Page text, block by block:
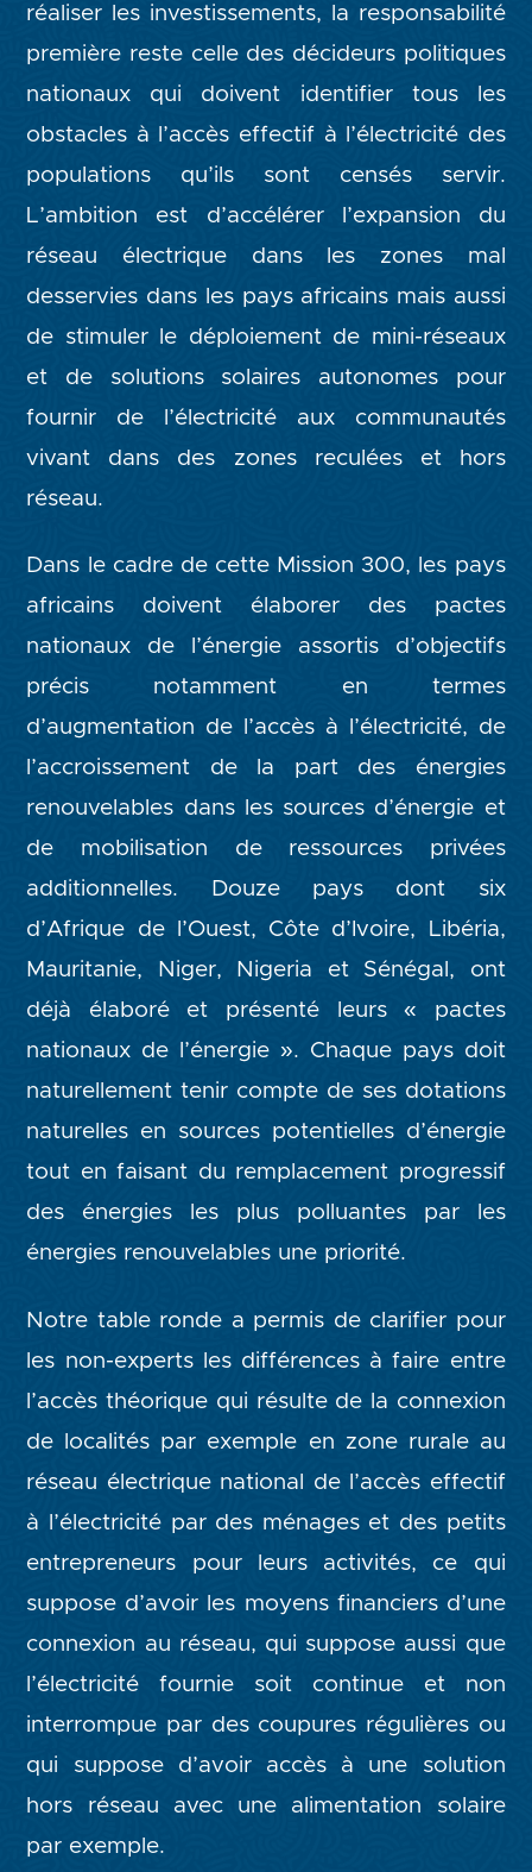
réaliser les investissements, la responsabilité
première reste celle des décideurs politiques
nationaux qui doivent identifier tous les
obstacles à l’accès effectif à l’électricité des
populations qu’ils sont censés servir.
L’ambition est d’accélérer l’expansion du
réseau électrique dans les zones mal
desservies dans les pays africains mais aussi
de stimuler le déploiement de mini-réseaux
et de solutions solaires autonomes pour
fournir de l’électricité aux communautés
vivant dans des zones reculées et hors
réseau.
Dans le cadre de cette Mission 300, les pays
africains doivent élaborer des pactes
nationaux de l’énergie assortis d’objectifs
précis notamment en termes
d’augmentation de l’accès à l’électricité, de
l’accroissement de la part des énergies
renouvelables dans les sources d’énergie et
de mobilisation de ressources privées
additionnelles. Douze pays dont six
d’Afrique de l’Ouest, Côte d’Ivoire, Libéria,
Mauritanie, Niger, Nigeria et Sénégal, ont
déjà élaboré et présenté leurs « pactes
nationaux de l’énergie ». Chaque pays doit
naturellement tenir compte de ses dotations
naturelles en sources potentielles d’énergie
tout en faisant du remplacement progressif
des énergies les plus polluantes par les
énergies renouvelables une priorité.
Notre table ronde a permis de clarifier pour
les non-experts les différences à faire entre
l’accès théorique qui résulte de la connexion
de localités par exemple en zone rurale au
réseau électrique national de l’accès effectif
à l’électricité par des ménages et des petits
entrepreneurs pour leurs activités, ce qui
suppose d’avoir les moyens financiers d’une
connexion au réseau, qui suppose aussi que
l’électricité fournie soit continue et non
interrompue par des coupures régulières ou
qui suppose d’avoir accès à une solution
hors réseau avec une alimentation solaire
par exemple.